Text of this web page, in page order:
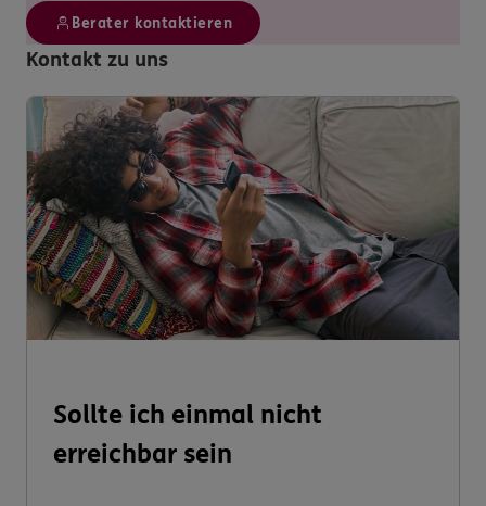
Berater kontaktieren
Kontakt zu uns
Sollte ich einmal nicht
erreichbar sein